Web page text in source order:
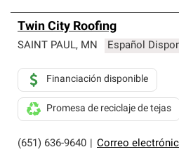
Twin City Roofing
SAINT PAUL, MN Español
(651) 636-9640 Correo
Financiación disponible
Promesa de reciclaje de tejas